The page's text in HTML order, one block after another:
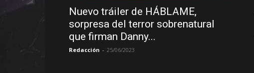
Nuevo tráiler de HÁBLAME,
sorpresa del terror sobrenatural
que firman Danny...
Redacción - 25/06/2023